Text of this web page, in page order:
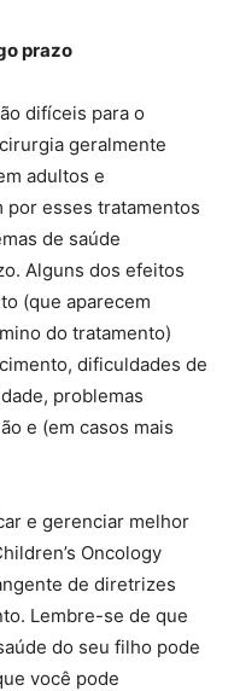
prazo
difíceis para o
geralmente
adultos e
por esses tratamentos
de saúde
Alguns dos efeitos
(que aparecem
do tratamento)
dificuldades de
problemas
e (em casos mais
e gerenciar melhor
Oncology
de diretrizes
Lembre-se de que
do seu filho pode
você pode